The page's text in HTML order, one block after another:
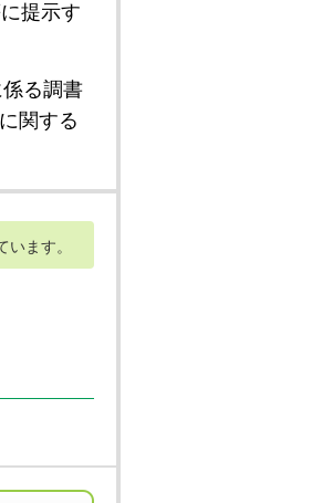
提示す
る調書
関する
ます。